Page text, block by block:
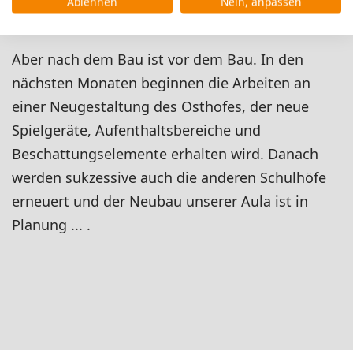
Aber nach dem Bau ist vor dem Bau. In den
nächsten Monaten beginnen die Arbeiten an
einer Neugestaltung des Osthofes, der neue
Spielgeräte, Aufenthaltsbereiche und
Beschattungselemente erhalten wird. Danach
werden sukzessive auch die anderen Schulhöfe
erneuert und der Neubau unserer Aula ist in
Planung ... .